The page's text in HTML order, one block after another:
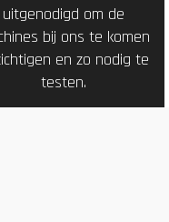
uitgenodigd om de
bij ons te komen
en zo nodig te
testen.